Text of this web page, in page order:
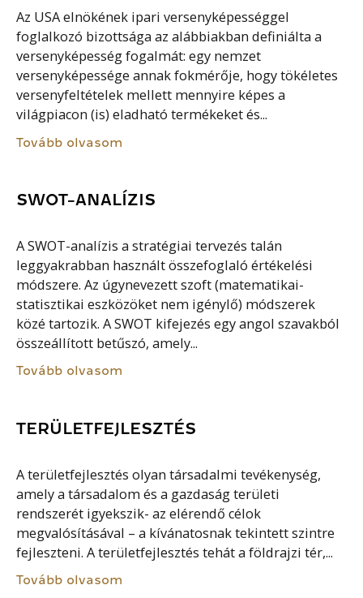
Az USA elnökének ipari versenyképességgel
foglalkozó bizottsága az alábbiakban definiálta a
versenyképesség fogalmát: egy nemzet
versenyképessége annak fokmérője, hogy tökéletes
versenyfeltételek mellett mennyire képes a
világpiacon (is) eladható termékeket és...
Tovább olvasom
SWOT-ANALÍZIS
A SWOT-analízis a stratégiai tervezés talán
leggyakrabban használt összefoglaló értékelési
módszere. Az úgynevezett szoft (matematikai-
statisztikai eszközöket nem igénylő) módszerek
közé tartozik. A SWOT kifejezés egy angol szavakból
összeállított betűszó, amely...
Tovább olvasom
TERÜLETFEJLESZTÉS
A területfejlesztés olyan társadalmi tevékenység,
amely a társadalom és a gazdaság területi
rendszerét igyekszik- az elérendő célok
megvalósításával – a kívánatosnak tekintett szintre
fejleszteni. A területfejlesztés tehát a földrajzi tér,...
Tovább olvasom